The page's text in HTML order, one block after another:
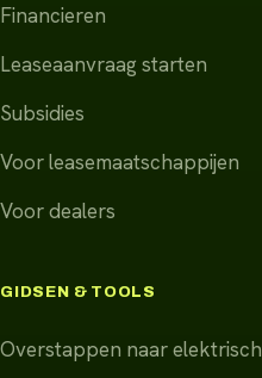
Financieren
Leaseaanvraag starten
Subsidies
Voor leasemaatschappijen
Voor dealers
GIDSEN & TOOLS
Overstappen naar elektrisch